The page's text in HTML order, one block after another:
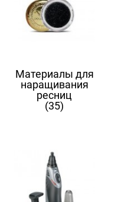
Материалы для
наращивания
ресниц
(35)